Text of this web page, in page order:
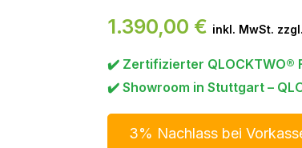
1.390,00 € inkl. MwSt. zzgl.
✔️ Zertifizierter QLOCKTWO®
✔️ Showroom in Stuttgart –
3% Nachlass bei